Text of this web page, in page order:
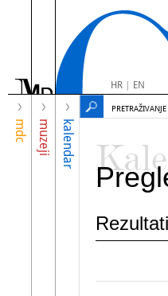
HR| EN
mdc muzeji kalendar